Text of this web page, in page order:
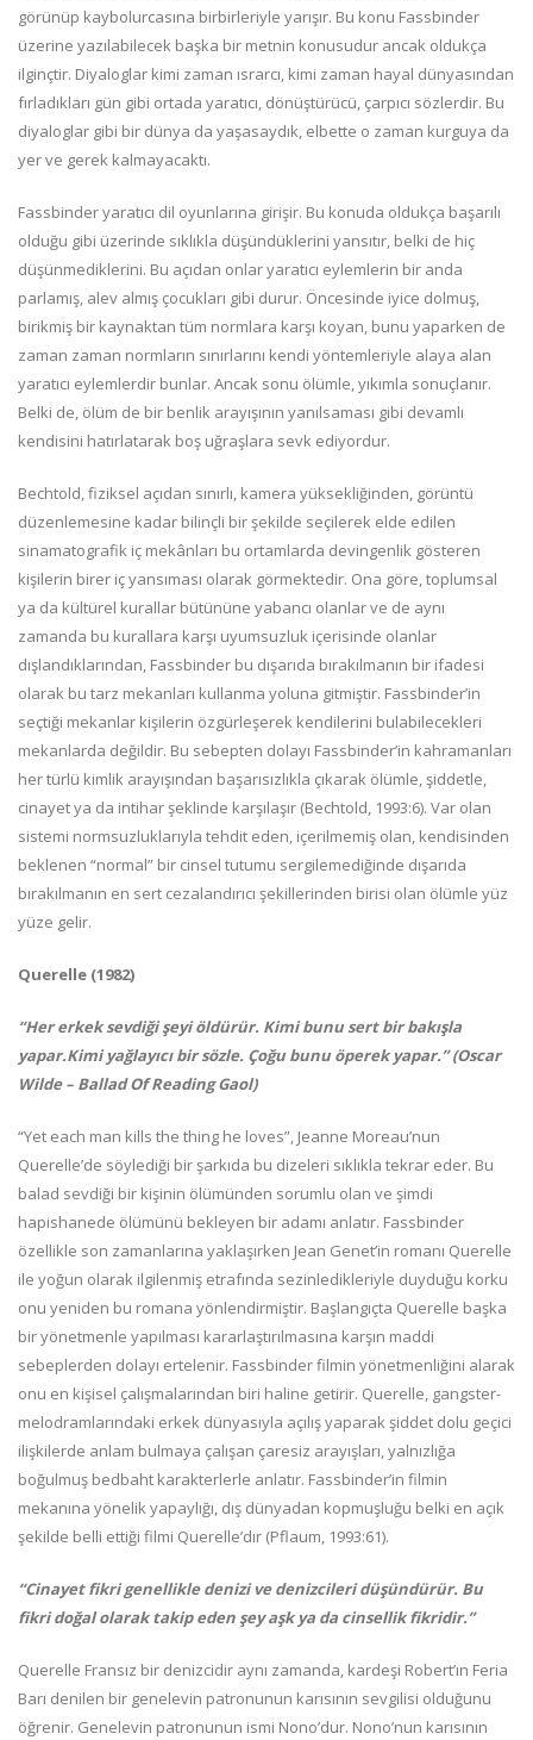
görünüp kaybolurcasına birbirleriyle yarışır. Bu konu Fassbinder
üzerine yazılabilecek başka bir metnin konusudur ancak oldukça
ilginçtir. Diyaloglar kimi zaman ısrarcı, kimi zaman hayal dünyasından
fırladıkları gün gibi ortada yaratıcı, dönüştürücü, çarpıcı sözlerdir. Bu
diyaloglar gibi bir dünya da yaşasaydık, elbette o zaman kurguya da
yer ve gerek kalmayacaktı.
Fassbinder yaratıcı dil oyunlarına girişir. Bu konuda oldukça başarılı
olduğu gibi üzerinde sıklıkla düşündüklerini yansıtır, belki de hiç
düşünmediklerini. Bu açıdan onlar yaratıcı eylemlerin bir anda
parlamış, alev almış çocukları gibi durur. Öncesinde iyice dolmuş,
birikmiş bir kaynaktan tüm normlara karşı koyan, bunu yaparken de
zaman zaman normların sınırlarını kendi yöntemleriyle alaya alan
yaratıcı eylemlerdir bunlar. Ancak sonu ölümle, yıkımla sonuçlanır.
Belki de, ölüm de bir benlik arayışının yanılsaması gibi devamlı
kendisini hatırlatarak boş uğraşlara sevk ediyordur.
Bechtold, fiziksel açıdan sınırlı, kamera yüksekliğinden, görüntü
düzenlemesine kadar bilinçli bir şekilde seçilerek elde edilen
sinamatografik iç mekânları bu ortamlarda devingenlik gösteren
kişilerin birer iç yansıması olarak görmektedir. Ona göre, toplumsal
ya da kültürel kurallar bütününe yabancı olanlar ve de aynı
zamanda bu kurallara karşı uyumsuzluk içerisinde olanlar
dışlandıklarından, Fassbinder bu dışarıda bırakılmanın bir ifadesi
olarak bu tarz mekanları kullanma yoluna gitmiştir. Fassbinder’in
seçtiği mekanlar kişilerin özgürleşerek kendilerini bulabilecekleri
mekanlarda değildir. Bu sebepten dolayı Fassbinder’in kahramanları
her türlü kimlik arayışından başarısızlıkla çıkarak ölümle, şiddetle,
cinayet ya da intihar şeklinde karşılaşır (Bechtold, 1993:6). Var olan
sistemi normsuzluklarıyla tehdit eden, içerilmemiş olan, kendisinden
beklenen “normal” bir cinsel tutumu sergilemediğinde dışarıda
bırakılmanın en sert cezalandırıcı şekillerinden birisi olan ölümle yüz
yüze gelir.
Querelle (1982)
“Her erkek sevdiği şeyi öldürür. Kimi bunu sert bir bakışla
yapar.Kimi yağlayıcı bir sözle. Çoğu bunu öperek yapar.” (Oscar
Wilde – Ballad Of Reading Gaol)
“Yet each man kills the thing he loves”, Jeanne Moreau’nun
Querelle’de söylediği bir şarkıda bu dizeleri sıklıkla tekrar eder. Bu
balad sevdiği bir kişinin ölümünden sorumlu olan ve şimdi
hapishanede ölümünü bekleyen bir adamı anlatır. Fassbinder
özellikle son zamanlarına yaklaşırken Jean Genet’in romanı Querelle
ile yoğun olarak ilgilenmiş etrafında sezinledikleriyle duyduğu korku
onu yeniden bu romana yönlendirmiştir. Başlangıçta Querelle başka
bir yönetmenle yapılması kararlaştırılmasına karşın maddi
sebeplerden dolayı ertelenir. Fassbinder filmin yönetmenliğini alarak
onu en kişisel çalışmalarından biri haline getirir. Querelle, gangster-
melodramlarındaki erkek dünyasıyla açılış yaparak şiddet dolu geçici
ilişkilerde anlam bulmaya çalışan çaresiz arayışları, yalnızlığa
boğulmuş bedbaht karakterlerle anlatır. Fassbinder’in filmin
mekanına yönelik yapaylığı, dış dünyadan kopmuşluğu belki en açık
şekilde belli ettiği filmi Querelle’dır (Pflaum, 1993:61).
“Cinayet fikri genellikle denizi ve denizcileri düşündürür. Bu
fikri doğal olarak takip eden şey aşk ya da cinsellik fikridir.”
Querelle Fransız bir denizcidir aynı zamanda, kardeşi Robert’ın Feria
Barı denilen bir genelevin patronunun karısının sevgilisi olduğunu
öğrenir. Genelevin patronunun ismi Nono’dur. Nono’nun karısının